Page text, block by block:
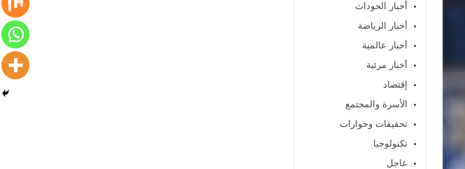
أخبار الحوداث
أخبار الرياضة
أخبار عالمية
أخبار مرئية
إقتصاد
الأسرة والمجتمع
تحقيقات وحوارات
تكنولوجيا
عاجل